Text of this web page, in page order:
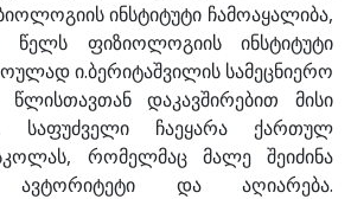
ინსტიტუტი ჩამოაყალიბა,
ფიზიოლოგიის ინსტიტუტი
ი.ბერიტაშვილის სამეცნიერო
დაკავშირებით მისი
საფუძველი ჩაეყარა ქართულ
რომელმაც მალე შეიძინა
ავტორიტეტი და აღიარება.